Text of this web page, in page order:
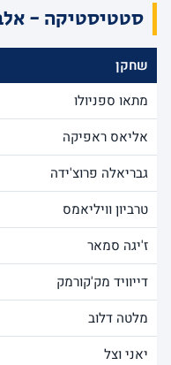
סטטיסטיקה -
שחקן
מתאו ספניולו
אליאס ראפיקה
גבריאלה פרוצ'ידה
טרביון וויליאמס
ז'יגה סמאר
דייוויד מק'קורמק
מלטה דלוב
יאני וצל